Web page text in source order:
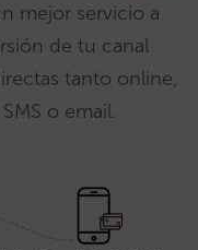
mejor servicio a
de tu canal
tanto online,
o email.